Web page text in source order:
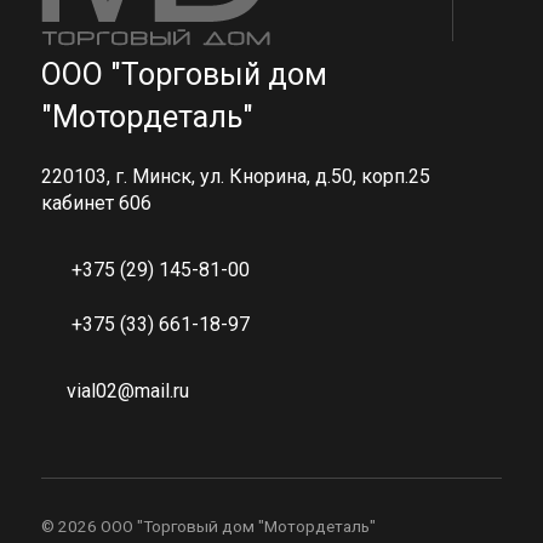
ООО "Торговый дом
"Мотордеталь"
220103, г. Минск, ул. Кнорина, д.50, корп.25
кабинет 606
+375 (29) 145-81-00
+375 (33) 661-18-97
vial02@mail.ru
© 2026 ООО "Торговый дом "Мотордеталь"